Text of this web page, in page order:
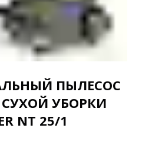
ПЫЛЕСОС
УБОРКИ
NT 25/1